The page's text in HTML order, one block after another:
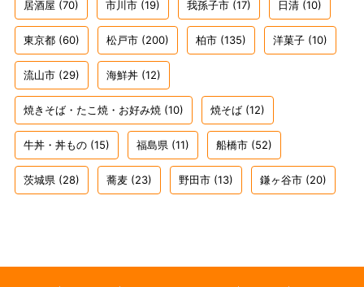
居酒屋 (70) 市川市 (19) 我孫子市 (17) 日清 (10)
東京都 (60) 松戸市 (200) 柏市 (135) 洋菓子 (10)
流山市 (29) 海鮮丼 (12)
焼きそば・たこ焼・お好み焼 (10) 焼そば (12)
牛丼・丼もの (15) 福島県 (11) 船橋市 (52)
茨城県 (28) 蕎麦 (23) 野田市 (13) 鎌ヶ谷市 (20)